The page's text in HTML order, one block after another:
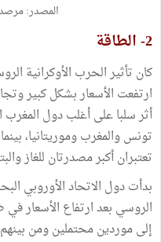
المصدر:
2- الطاقة
كان تأثير الحرب الأوكرانية
أثر سلبا على أغلب دول المغرب
تونس والمغرب وموريتانيا،
تعتبران أكبر مصدرتان للغاز
بدأت دول الاتحاد الأوروبي
الروسي بعد ارتفاع الأسعار
إلى موردين محتملين ومن بينهم